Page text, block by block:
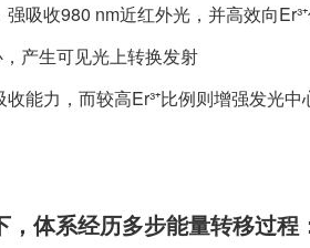
吸收980 nm近红外光，并高效向
产生可见光上转换发射
能力，而较高Er³⁺比例则增强发光
体系经历多步能量转移过程